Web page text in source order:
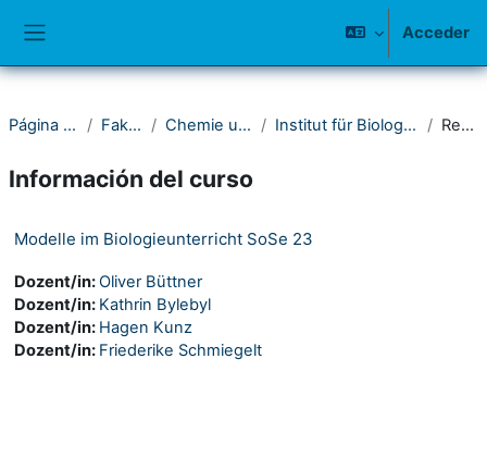
Acceder
Página Principal Fakultät IV Chemie und Biologie Institut für Biologie - Fachdidaktik Resumen
Información del curso
Modelle im Biologieunterricht SoSe 23
Dozent/in:Oliver Büttner
Dozent/in: Kathrin Bylebyl
Dozent/in: Hagen Kunz
Dozent/in: Friederike Schmiegelt